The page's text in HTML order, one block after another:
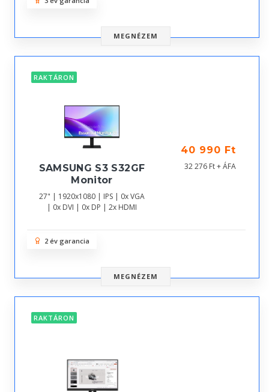
MEGNÉZEM
RAKTÁRON
SAMSUNG S3 S32GF
Monitor
27" | 1920x1080 | IPS | 0x VGA
| 0x DVI | 0x DP | 2x HDMI
40 990 Ft
32 276 Ft + ÁFA
2 év garancia
MEGNÉZEM
RAKTÁRON